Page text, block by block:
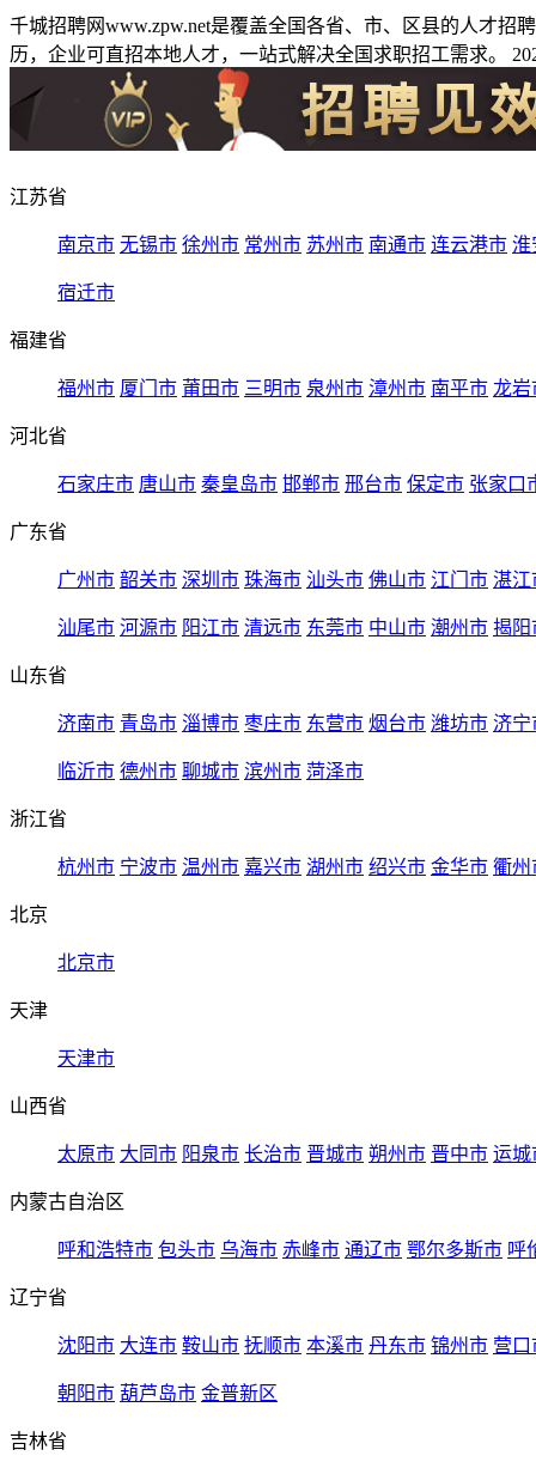
千城招聘网www.zpw.net是覆盖全国各省、市、区县的人才
历，企业可直招本地人才，一站式解决全国求职招工需求。
江苏省
南京市 无锡市 徐州市 常州市 苏州市 南通市 连云港市 淮
宿迁市
福建省
福州市 厦门市 莆田市 三明市 泉州市 漳州市 南平市 龙岩
河北省
石家庄市 唐山市 秦皇岛市 邯郸市 邢台市 保定市 张家口
广东省
广州市 韶关市 深圳市 珠海市 汕头市 佛山市 江门市 湛江
汕尾市 河源市 阳江市 清远市 东莞市 中山市 潮州市 揭阳
山东省
济南市 青岛市 淄博市 枣庄市 东营市 烟台市 潍坊市 济宁
临沂市 德州市 聊城市 滨州市 菏泽市
浙江省
杭州市 宁波市 温州市 嘉兴市 湖州市 绍兴市 金华市 衢州
北京
北京市
天津
天津市
山西省
太原市 大同市 阳泉市 长治市 晋城市 朔州市 晋中市 运城
内蒙古自治区
呼和浩特市 包头市 乌海市 赤峰市 通辽市 鄂尔多斯市 呼
辽宁省
沈阳市 大连市 鞍山市 抚顺市 本溪市 丹东市 锦州市 营口
朝阳市 葫芦岛市 金普新区
吉林省